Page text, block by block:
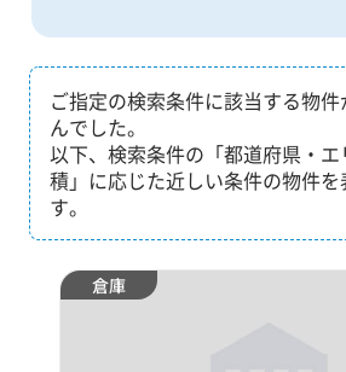
ご指定の検索条件に該当する物
んでした。
以下、検索条件の「都道府県・
積」に応じた近しい条件の物件
す。
倉庫